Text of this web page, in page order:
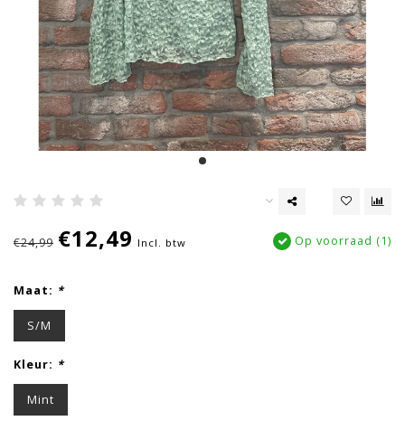
€24,99 €12,49 Incl. btw Op voorraad (1)
Maat: *
S/M
Kleur: *
Mint